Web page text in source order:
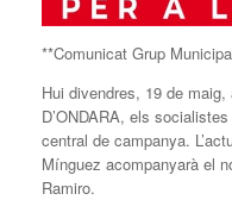
**Comunicat Grup
Hui divendres, 19 de
D’ONDARA, els
central de campanya.
Mínguez acompanyarà el
Ramiro.